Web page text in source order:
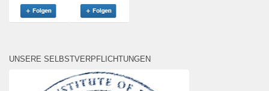
UNSERE SELBSTVERPFLICHTUNGEN